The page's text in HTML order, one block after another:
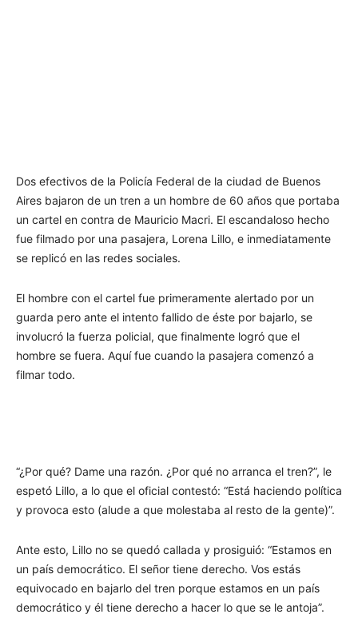
Dos efectivos de la Policía Federal de la ciudad de Buenos
Aires bajaron de un tren a un hombre de 60 años que portaba
un cartel en contra de Mauricio Macri. El escandaloso hecho
fue filmado por una pasajera, Lorena Lillo, e inmediatamente
se replicó en las redes sociales.
El hombre con el cartel fue primeramente alertado por un
guarda pero ante el intento fallido de éste por bajarlo, se
involucró la fuerza policial, que finalmente logró que el
hombre se fuera. Aquí fue cuando la pasajera comenzó a
filmar todo.
“¿Por qué? Dame una razón. ¿Por qué no arranca el tren?”, le
espetó Lillo, a lo que el oficial contestó: “Está haciendo política
y provoca esto (alude a que molestaba al resto de la gente)”.
Ante esto, Lillo no se quedó callada y prosiguió: “Estamos en
un país democrático. El señor tiene derecho. Vos estás
equivocado en bajarlo del tren porque estamos en un país
democrático y él tiene derecho a hacer lo que se le antoja”.